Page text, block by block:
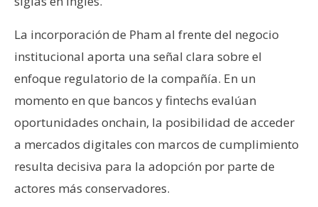
La incorporación de Pham al frente del negocio
institucional aporta una señal clara sobre el
enfoque regulatorio de la compañía. En un
momento en que bancos y fintechs evalúan
oportunidades onchain, la posibilidad de acceder
a mercados digitales con marcos de cumplimiento
resulta decisiva para la adopción por parte de
actores más conservadores.